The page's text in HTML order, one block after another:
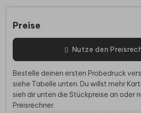
Preise
Nutze den
Bestelle deinen ersten Probedruck
siehe Tabelle unten. Du willst mehr
sieh dir unten die Stückpreise an oder
Preisrechner.